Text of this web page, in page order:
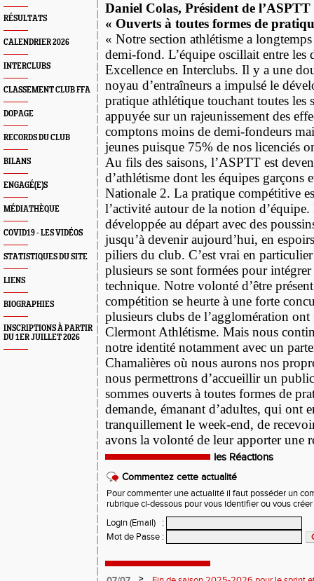
RÉSULTATS
CALENDRIER 2026
INTERCLUBS
CLASSEMENT CLUB FFA
DOPAGE
RECORDS DU CLUB
BILANS
ENGAGÉ(E)S
MÉDIATHÈQUE
COVID19 - LES VIDÉOS
STATISTIQUES DU SITE
LIENS
BIOGRAPHIES
INSCRIPTIONS À PARTIR
DU 1ER JUILLET 2026
Daniel Colas, Président de
« Ouverts à toutes formes de
« Notre section athlétisme a
demi-fond. L’équipe oscillait entre les
Excellence en Interclubs. Il y a une
noyau d’entraîneurs a impulsé le
pratique athlétique touchant toutes les
appuyée sur un rajeunissement des
comptons moins de demi-fondeurs
jeunes puisque 75% de nos licenciés
Au fils des saisons, l’ASPTT est
d’athlétisme dont les équipes garçons
Nationale 2. La pratique compétitive
l’activité autour de la notion d’équipe.
développée au départ avec des
jusqu’à devenir aujourd’hui, en
piliers du club. C’est vrai en
plusieurs se sont formées pour intégrer
technique. Notre volonté d’être
compétition se heurte à une forte
plusieurs clubs de l’agglomération
Clermont Athlétisme. Mais nous
notre identité notamment avec un
Chamalières où nous aurons nos
nous permettrons d’accueillir un
sommes ouverts à toutes formes de
demande, émanant d’adultes, qui ont
tranquillement le week-end, de
avons la volonté de leur apporter une
les Réactions
Commentez cette actualité
Pour commenter une actualité il faut posséder un
rubrique ci-dessous pour vous identifier ou vous
Login (Email)
:
Mot de Passe :